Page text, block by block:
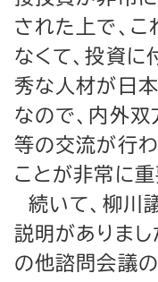
された上で、
なくて、投資
秀な人材が日
なので、内外
等の交流が行
ことが非常に重
続いて、柳川
説明がありまし
の他諮問会議